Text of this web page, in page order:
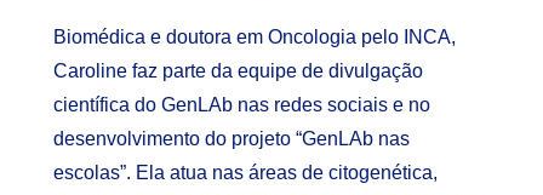
Biomédica e doutora em Oncologia pelo INCA,
Caroline faz parte da equipe de divulgação
científica do GenLAb nas redes sociais e no
desenvolvimento do projeto “GenLAb nas
escolas”. Ela atua nas áreas de citogenética,